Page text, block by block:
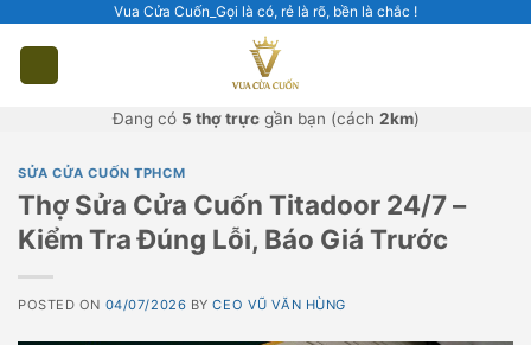
Vua Cửa Cuốn_Gọi là có, rẻ là rõ, bền là chắc !
Đang có 5 thợ trựcgần bạn (cách 2km)
SỬA CỬA CUỐN TPHCM
Thợ Sửa Cửa Cuốn Titadoor 24/7 –
Kiểm Tra Đúng Lỗi, Báo Giá Trước
POSTED ON 04/07/2026 BYCEO VŨ VĂN HÙNG